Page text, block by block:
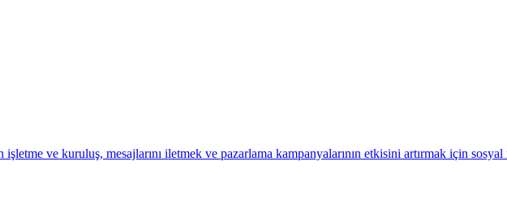
ve kuruluş, mesajlarını iletmek ve pazarlama kampanyalarının etkisini artırmak için